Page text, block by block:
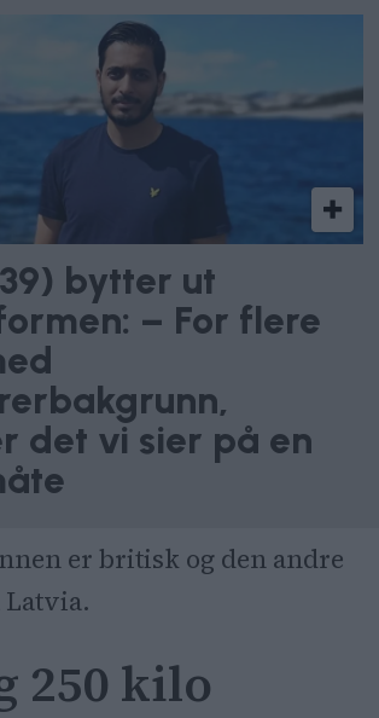
bytter ut
– For flere
det vi sier på en
er britisk og den andre
250 kilo